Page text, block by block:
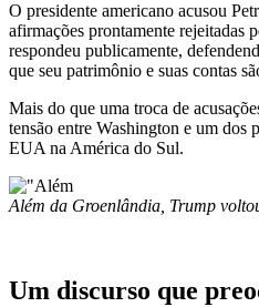
O presidente americano acusou
afirmações prontamente rejeitadas
respondeu publicamente,
que seu patrimônio e suas contas
Mais do que uma troca de
tensão entre Washington e um dos
EUA na América do Sul.
Além da Groenlândia, Trump
Um discurso que